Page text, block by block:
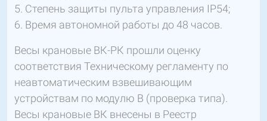
Степень защиты пульта управления IP54;
Время автономной работы до 48 часов.
Весы крановые ВК-РК прошли оценку
соответствия Техническому регламенту по
неавтоматическим взвешивающим
устройствам по модулю В (проверка типа).
Весы крановые ВК внесены в Реестр